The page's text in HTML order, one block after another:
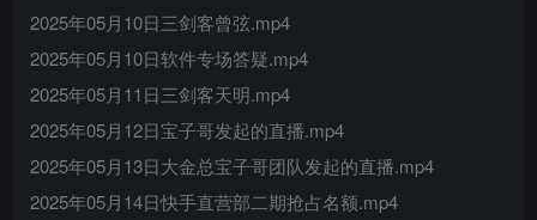
2025年05月10日三剑客曾弦.mp4
2025年05月10日软件专场答疑.mp4
2025年05月11日三剑客天明.mp4
2025年05月12日宝子哥发起的直播.mp4
2025年05月13日大金总宝子哥团队发起的直播.mp4
2025年05月14日快手直营部二期抢占名额.mp4